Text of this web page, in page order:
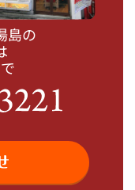
島の